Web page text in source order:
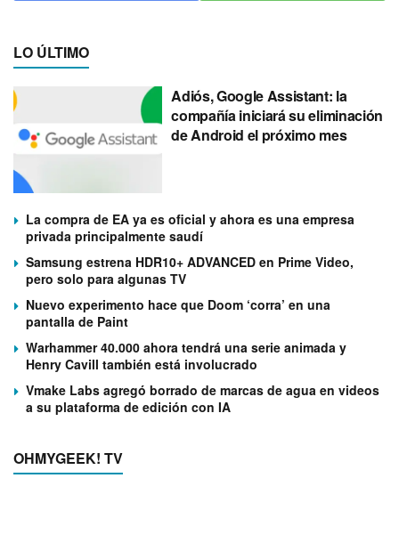
LO ÚLTIMO
Adiós, Google Assistant: la
compañía iniciará su eliminación
de Android el próximo mes
La compra de EA ya es oficial y ahora es una empresa
privada principalmente saudí
Samsung estrena HDR10+ ADVANCED en Prime Video,
pero solo para algunas TV
Nuevo experimento hace que Doom ‘corra’ en una
pantalla de Paint
Warhammer 40.000 ahora tendrá una serie animada y
Henry Cavill también está involucrado
Vmake Labs agregó borrado de marcas de agua en videos
a su plataforma de edición con IA
OHMYGEEK! TV